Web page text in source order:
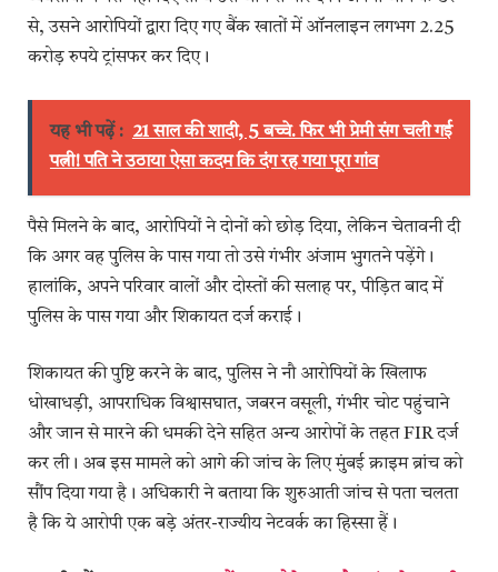
से, उसने आरोपियों द्वारा दिए गए बैंक खातों में ऑनलाइन लगभग 2.25
करोड़ रुपये ट्रांसफर कर दिए।
यह भी पढ़ें : 21 साल की शादी, 5 बच्चे. फिर भी प्रेमी संग चली गई
पत्नी! पति ने उठाया ऐसा कदम कि दंग रह गया पूरा गांव
पैसे मिलने के बाद, आरोपियों ने दोनों को छोड़ दिया, लेकिन चेतावनी दी
कि अगर वह पुलिस के पास गया तो उसे गंभीर अंजाम भुगतने पड़ेंगे।
हालांकि, अपने परिवार वालों और दोस्तों की सलाह पर, पीड़ित बाद में
पुलिस के पास गया और शिकायत दर्ज कराई।
शिकायत की पुष्टि करने के बाद, पुलिस ने नौ आरोपियों के खिलाफ
धोखाधड़ी, आपराधिक विश्वासघात, जबरन वसूली, गंभीर चोट पहुंचाने
और जान से मारने की धमकी देने सहित अन्य आरोपों के तहत FIR दर्ज
कर ली। अब इस मामले को आगे की जांच के लिए मुंबई क्राइम ब्रांच को
सौंप दिया गया है। अधिकारी ने बताया कि शुरुआती जांच से पता चलता
है कि ये आरोपी एक बड़े अंतर-राज्यीय नेटवर्क का हिस्सा हैं।